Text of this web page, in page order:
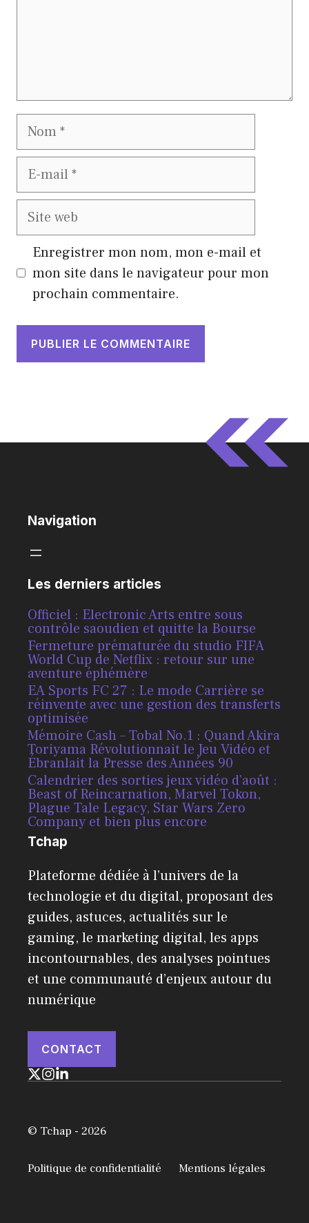
Nom
E-
Site
Enregistrer mon nom, mon e-mail et
mon site dans le navigateur pour mon
prochain commentaire.
Navigation
Les derniers articles
Officiel : Electronic Arts entre sous
contrôle saoudien et quitte la Bourse
Fermeture prématurée du studio FIFA
World Cup de Netflix : retour sur une
aventure éphémère
EA Sports FC 27 : Le mode Carrière se
réinvente avec une gestion des transferts
optimisée
Mémoire Cash – Tobal No.1 : Quand Akira
Toriyama Révolutionnait le Jeu Vidéo et
Ébranlait la Presse des Années 90
Calendrier des sorties jeux vidéo d’août :
Beast of Reincarnation, Marvel Tokon,
Plague Tale Legacy, Star Wars Zero
Company et bien plus encore
Tchap
Plateforme dédiée à l’univers de la
technologie et du digital, proposant des
guides, astuces, actualités sur le
gaming, le marketing digital, les apps
incontournables, des analyses pointues
et une communauté d’enjeux autour du
numérique
CONTACT
© Tchap - 2026
Politique de confidentialité Mentions légales